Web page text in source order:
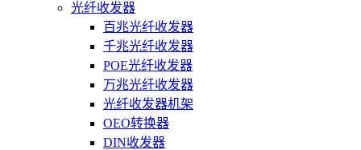
光纤收发器
百兆光纤收发器
千兆光纤收发器
POE光纤收发器
万兆光纤收发器
光纤收发器机架
OEO转换器
DIN收发器